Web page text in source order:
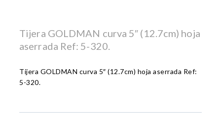
Tijera GOLDMAN curva 5″ (12.7cm) hoja
aserrada Ref: 5-320.
Tijera GOLDMAN curva 5″ (12.7cm) hoja aserrada Ref:
5-320.